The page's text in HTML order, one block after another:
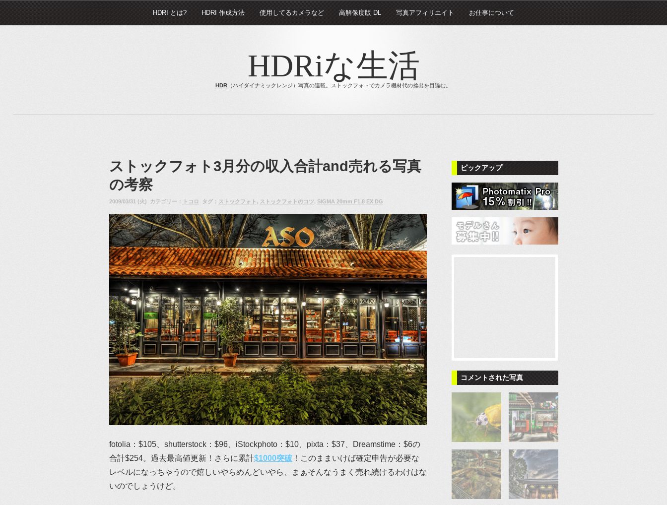
HDRI とは? HDRI 作成方法 使用してるカメラなど 高解像度版 DL 写真アフィリエイト お仕事について
HDRiな生活
HDR （ハイダイナミックレンジ）写真の連載。ストックフォトでカメラ機材代の捻出を目論む。
ストックフォト3月分の収入合計and売れる写真
の考察
2009/03/31 (火) カテゴリー： トコロ タグ： ストックフォト , ストックフォトのコツ, SIGMA 20mm F1.8 EX DG
fotolia：$105、shutterstock：$96、iStockphoto：$10、pixta：$37、Dreamstime：$6の
合計$254。過去最高値更新！さらに累計$1000突破！このままいけば確定申告が必要な
レベルになっちゃうので嬉しいやらめんどいやら、まぁそんなうまく売れ続けるわけはな
いのでしょうけど。
ピックアップ
コメントされた写真